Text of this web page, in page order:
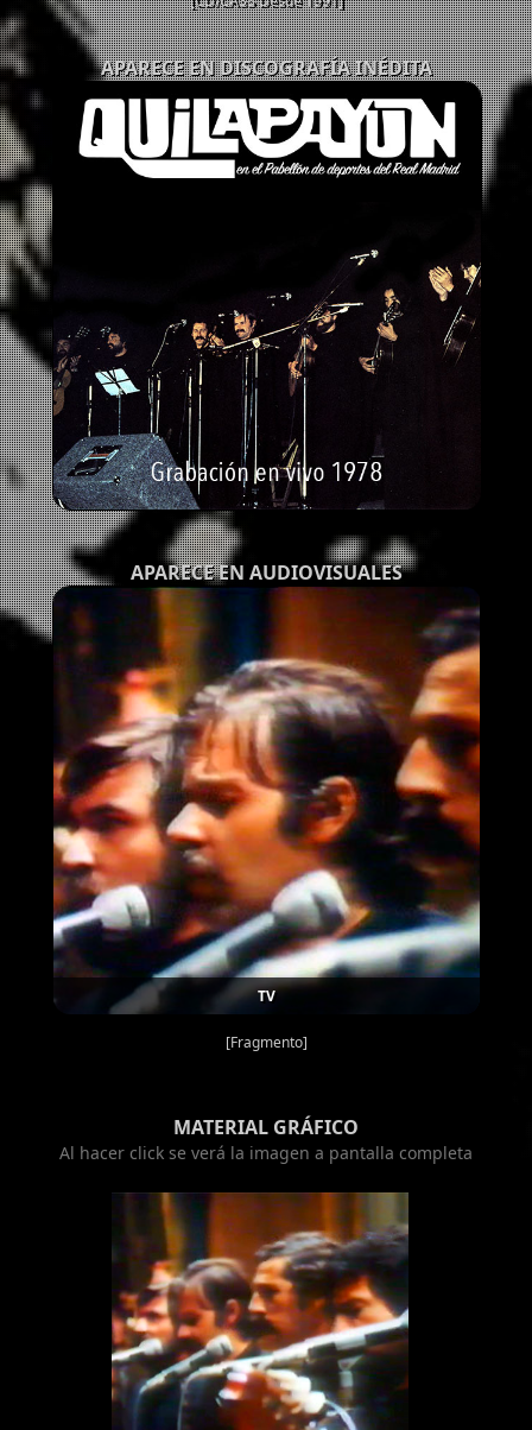
APARECE EN DISCOGRAFÍA INÉDITA
APARECE EN AUDIOVISUALES
TV
[Fragmento]
MATERIAL GRÁFICO
Al hacer click se verá la imagen a pantalla completa